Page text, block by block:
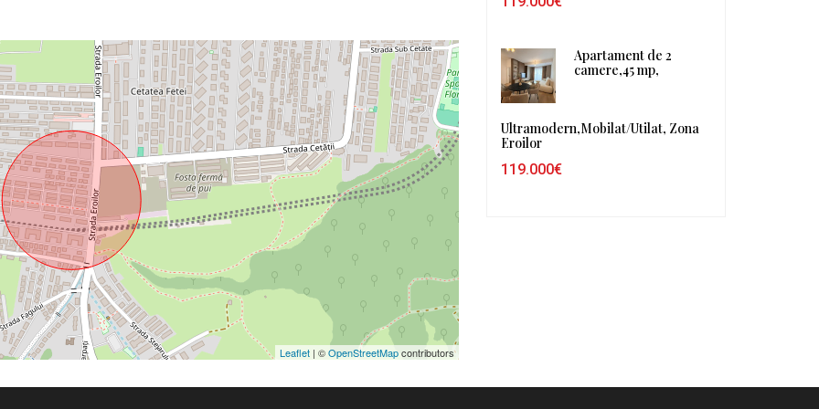
Leaflet| ©OpenStreetMapcontributors
Apartament de 2
camere,45 mp,
Ultramodern,Mobilat/Utilat, Zona
Eroilor
119.000€